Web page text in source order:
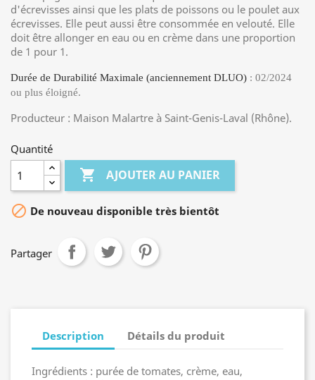
d'écrevisses ainsi que les plats de poissons ou le poulet aux
écrevisses. Elle peut aussi être consommée en velouté. Elle
doit être allonger en eau ou en crème dans une proportion
de 1 pour 1.
Durée de Durabilité Maximale (anciennement DLUO) : 02/2024
ou plus éloigné.
Producteur : Maison Malartre à Saint-Genis-Laval (Rhône).
Quantité
 AJOUTER AU PANIER
 De nouveau disponible très bientôt
Partager
Description Détails du produit
Ingrédients : purée de tomates, crème, eau,